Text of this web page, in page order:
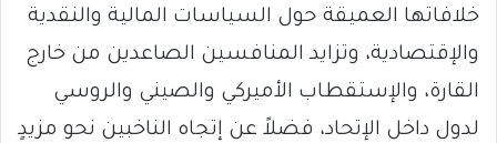
خلافاتها العميقة حول السياسات المالية والنقدية
والإقتصادية، وتزايد المنافسين الصاعدين من خارج
القارة، والإستقطاب الأميركي والصيني والروسي
لدول داخل الإتحاد، فضلاً عن إتجاه الناخبين نحو مزيدٍ